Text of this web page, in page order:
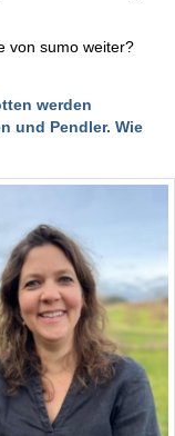
von sumo weiter?
werden
und Pendler. Wie